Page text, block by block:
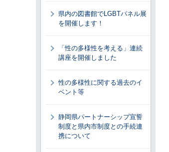
県内の図書館でLGBTパネル展
を開催します！
「性の多様性を考える」連続
講座を開催しました
性の多様性に関する過去のイ
ベント等
静岡県パートナーシップ宣誓
制度と県内市制度との手続連
携について